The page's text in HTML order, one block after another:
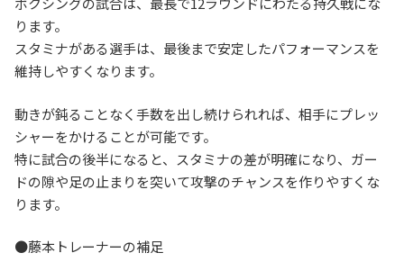
ります。
スタミナがある選手は、最後まで安定したパフォーマンスを
維持しやすくなります。
動きが鈍ることなく手数を出し続けられれば、相手にプレッ
シャーをかけることが可能です。
特に試合の後半になると、スタミナの差が明確になり、ガー
ドの隙や足の止まりを突いて攻撃のチャンスを作りやすくな
ります。
●藤本トレーナーの補足